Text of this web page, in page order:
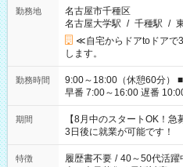
勤務地
名古屋市千種区
名古屋大学駅 / 千種駅 /
≪自宅からドアtoドアで
します。
勤務時間
9:00～18:00（休憩60分） ■ご希望があれば下記シフトもOK！
早番 7:00～16:00 遅番 10:00
と休みを合わせたい」 「
「できれば残業はしたく
ね。 ※Wワーク希望の方へ 今ご覧のお仕事で希望する勤務時間
と、もう1つのお仕事の勤
合は応募できません。
期間
【8月中のスタートOK！
3日後に就業が可能です！
特徴 履歴書不要 / 40～50代活躍